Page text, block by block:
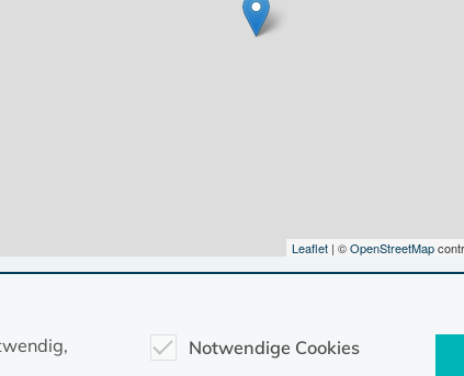
Leaflet| ©OpenStreetMap
zum Portal
kirche-mv.deNotwendige Cookies